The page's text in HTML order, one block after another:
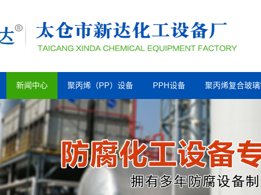
新闻中心 聚丙烯（PP）设备 PPH设备 聚丙烯复合玻